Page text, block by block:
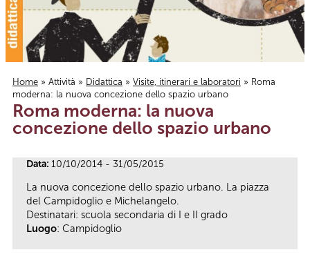
Tu sei qui
Home » Attività » Didattica » Visite, itinerari e laboratori » Roma
moderna: la nuova concezione dello spazio urbano
Roma moderna: la nuova
concezione dello spazio urbano
Data: 10/10/2014 - 31/05/2015
La nuova concezione dello spazio urbano. La piazza
del Campidoglio e Michelangelo.
Destinatari: scuola secondaria di I e II grado
Luogo: Campidoglio